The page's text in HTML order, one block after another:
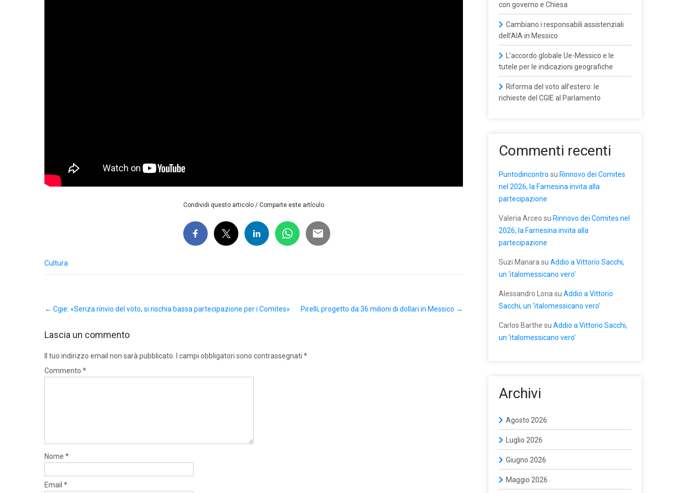
Condividi questo articolo / Comparte este artículo
Cultura
navigation
← Cgie: «Senza rinvio del voto, si rischia bassa partecipazione per i Comites» Pirelli, progetto da 36 milioni di dollari in Messico →
Lascia un commento
Il tuo indirizzo email non sarà pubblicato. I campi obbligatori sono contrassegnati *
Commento *
Nome *
Email *
con governo e Chiesa
Cambiano i responsabili assistenziali
dell’AIA in Messico
L’accordo globale Ue-Messico e le
tutele per le indicazioni geografiche
Riforma del voto all’estero: le
richieste del CGIE al Parlamento
Commenti recenti
Puntodincontro su Rinnovo dei Comites
nel 2026, la Farnesina invita alla
partecipazione
Valeria Arceo su Rinnovo dei Comites nel
2026, la Farnesina invita alla
partecipazione
Suzi Manara su Addio a Vittorio Sacchi,
un ‘italomessicano vero’
Alessandro Loria su Addio a Vittorio
Sacchi, un ‘italomessicano vero’
Carlos Barthe su Addio a Vittorio Sacchi,
un ‘italomessicano vero’
Archivi
Agosto 2026
Luglio 2026
Giugno 2026
Maggio 2026